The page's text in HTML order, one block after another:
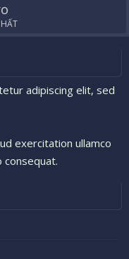
adipiscing elit, sed
exercitation ullamco
consequat.